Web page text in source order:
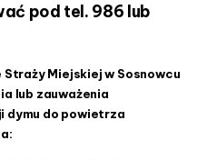
pod tel. 986 lub
Miejskiej w Sosnowcu
lub zauważenia
dymu do powietrza